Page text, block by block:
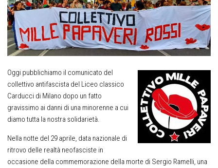
Oggi pubblichiamo il comunicato del
collettivo antifascista del Liceo classico
Carducci di Milano dopo un fatto
gravissimo ai danni di una minorenne a cui
diamo tutta la nostra solidarietà.
Nella notte del 29 aprile, data nazionale di
ritrovo delle realtà neofasciste in
occasione della commemorazione della morte di Sergio Ramelli, una